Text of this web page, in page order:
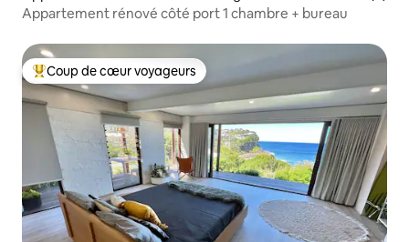
Appartement rénové côté port 1 chambre + bureau
Coups de cœur voyageurs les plus appréciés
Coup de cœur voyageurs